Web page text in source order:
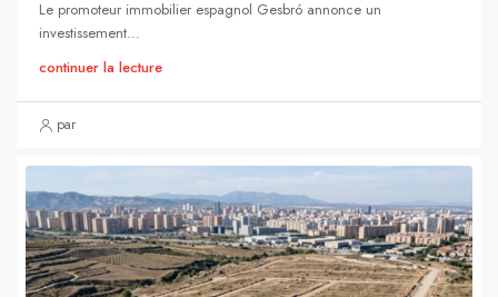
Le promoteur immobilier espagnol Gesbró annonce un
investissement...
continuer la lecture
par